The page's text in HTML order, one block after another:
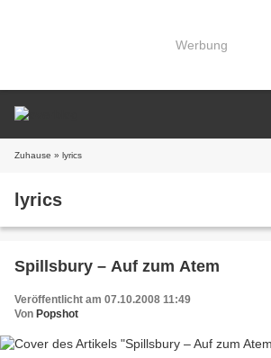
Werbung
Zuhause » lyrics
lyrics
Spillsbury – Auf zum Atem
Veröffentlicht am 07.10.2008 11:49
Von Popshot